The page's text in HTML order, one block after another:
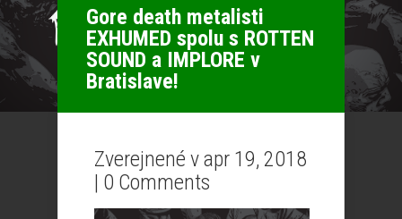
Gore death metalisti
EXHUMED spolu s ROTTEN
SOUND a IMPLORE v
Bratislave!
Zverejnené v apr 19, 2018
| 0 Comments